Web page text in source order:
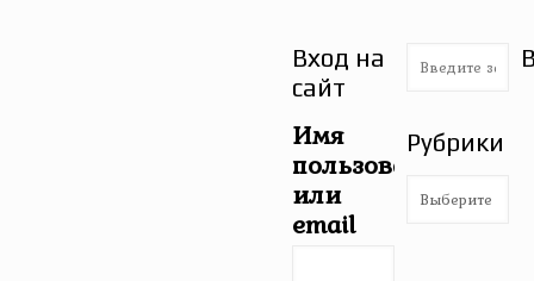
Вход на
сайт
Имя
пользователя
или
email
Рубрики
Рубрики